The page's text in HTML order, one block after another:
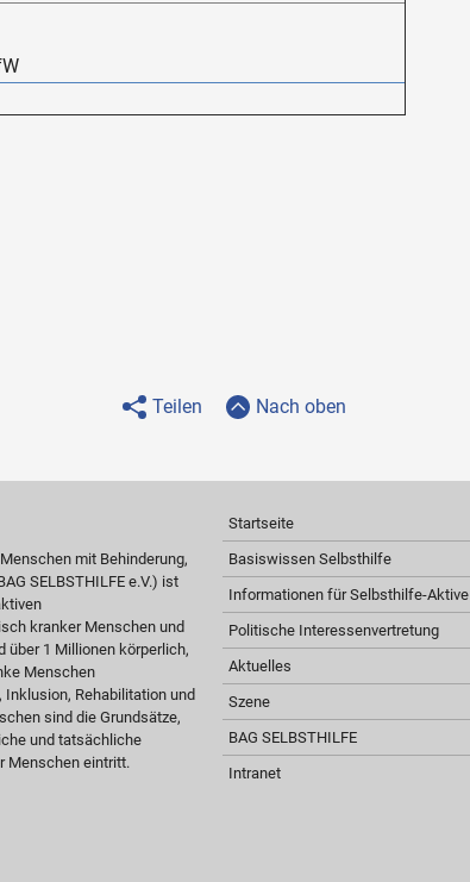
Teilen Nach oben
mit Behinderung,
SELBSTHILFE e.V.) ist
kranker Menschen und
über 1 Millionen körperlich,
Menschen
Rehabilitation und
sind die Grundsätze,
und tatsächliche
Menschen eintritt.
Startseite
Basiswissen Selbsthilfe
Informationen für Selbsthilfe-Aktive
Politische Interessenvertretung
Aktuelles
Szene
BAG SELBSTHILFE
Intranet